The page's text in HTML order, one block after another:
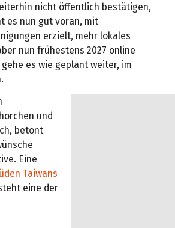
nicht öffentlich bestätigen,
es nun gut voran, mit
erzielt, mehr lokales
nun frühestens 2027 online
es wie geplant weiter, im
und
betont
Eine
Taiwans
eine der